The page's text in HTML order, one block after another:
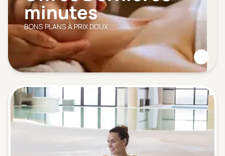
minutes
BONS PLANS À PRIX DOUX